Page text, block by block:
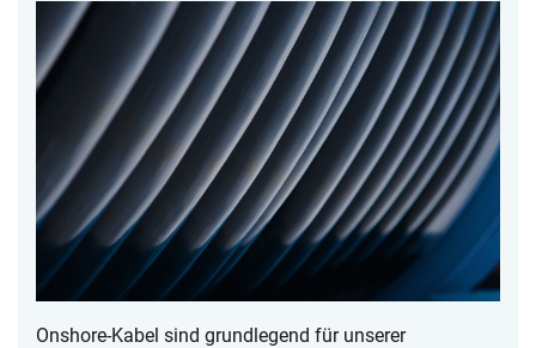
Onshore-Kabel sind grundlegend für unserer